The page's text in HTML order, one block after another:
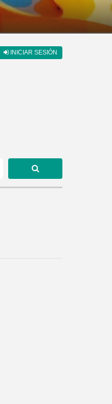
INICIAR SESIÓN